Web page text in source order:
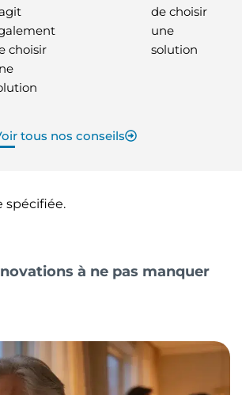
choisir
de choisir
une
solution
tous nos conseils
spécifiée.
à ne pas manquer